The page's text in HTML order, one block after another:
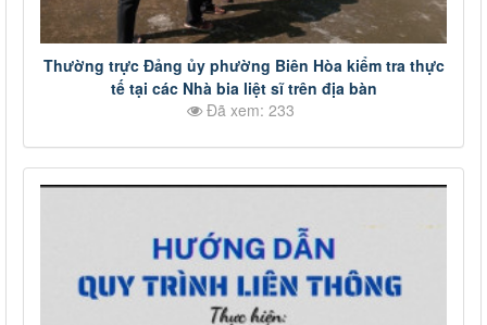
Thường trực Đảng ủy phường Biên Hòa kiểm tra thực
tế tại các Nhà bia liệt sĩ trên địa bàn
Đã xem: 233